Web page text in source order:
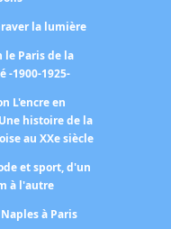
la lumière
le Paris de la
-1900-1925-
L'encre en
histoire de la
au XXe siècle
et sport, d'un
à l'autre
à Paris